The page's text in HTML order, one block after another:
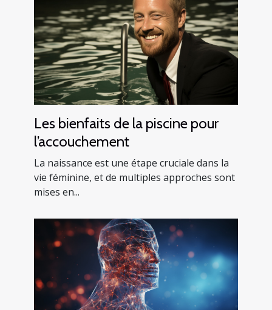
Les bienfaits de la piscine pour
l’accouchement
La naissance est une étape cruciale dans la
vie féminine, et de multiples approches sont
mises en...